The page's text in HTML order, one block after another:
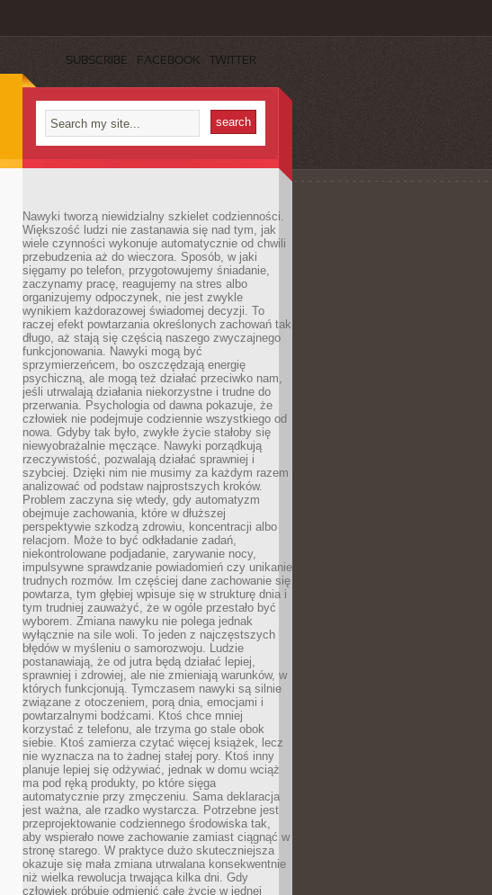
SUBSCRIBE FACEBOOK TWITTER
Nawyki tworzą niewidzialny szkielet codzienności.
Większość ludzi nie zastanawia się nad tym, jak
wiele czynności wykonuje automatycznie od chwili
przebudzenia aż do wieczora. Sposób, w jaki
sięgamy po telefon, przygotowujemy śniadanie,
zaczynamy pracę, reagujemy na stres albo
organizujemy odpoczynek, nie jest zwykle
wynikiem każdorazowej świadomej decyzji. To
raczej efekt powtarzania określonych zachowań tak
długo, aż stają się częścią naszego zwyczajnego
funkcjonowania. Nawyki mogą być
sprzymierzeńcem, bo oszczędzają energię
psychiczną, ale mogą też działać przeciwko nam,
jeśli utrwalają działania niekorzystne i trudne do
przerwania. Psychologia od dawna pokazuje, że
człowiek nie podejmuje codziennie wszystkiego od
nowa. Gdyby tak było, zwykłe życie stałoby się
niewyobrażalnie męczące. Nawyki porządkują
rzeczywistość, pozwalają działać sprawniej i
szybciej. Dzięki nim nie musimy za każdym razem
analizować od podstaw najprostszych kroków.
Problem zaczyna się wtedy, gdy automatyzm
obejmuje zachowania, które w dłuższej
perspektywie szkodzą zdrowiu, koncentracji albo
relacjom. Może to być odkładanie zadań,
niekontrolowane podjadanie, zarywanie nocy,
impulsywne sprawdzanie powiadomień czy unikanie
trudnych rozmów. Im częściej dane zachowanie się
powtarza, tym głębiej wpisuje się w strukturę dnia i
tym trudniej zauważyć, że w ogóle przestało być
wyborem. Zmiana nawyku nie polega jednak
wyłącznie na sile woli. To jeden z najczęstszych
błędów w myśleniu o samorozwoju. Ludzie
postanawiają, że od jutra będą działać lepiej,
sprawniej i zdrowiej, ale nie zmieniają warunków, w
których funkcjonują. Tymczasem nawyki są silnie
związane z otoczeniem, porą dnia, emocjami i
powtarzalnymi bodźcami. Ktoś chce mniej
korzystać z telefonu, ale trzyma go stale obok
siebie. Ktoś zamierza czytać więcej książek, lecz
nie wyznacza na to żadnej stałej pory. Ktoś inny
planuje lepiej się odżywiać, jednak w domu wciąż
ma pod ręką produkty, po które sięga
automatycznie przy zmęczeniu. Sama deklaracja
jest ważna, ale rzadko wystarcza. Potrzebne jest
przeprojektowanie codziennego środowiska tak,
aby wspierało nowe zachowanie zamiast ciągnąć w
stronę starego. W praktyce dużo skuteczniejsza
okazuje się mała zmiana utrwalana konsekwentnie
niż wielka rewolucja trwająca kilka dni. Gdy
człowiek próbuje odmienić całe życie w jednej